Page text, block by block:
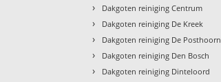
› Dakgoten reiniging Centrum
› Dakgoten reiniging De Kreek
› Dakgoten reiniging De Posthoorn
› Dakgoten reiniging Den Bosch
› Dakgoten reiniging Dinteloord